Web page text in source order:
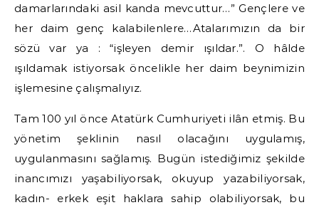
damarlarındaki asil kanda mevcuttur…” Gençlere ve
her daim genç kalabilenlere…Atalarımızın da bir
sözü var ya : “işleyen demir ışıldar.”. O hâlde
ışıldamak istiyorsak öncelikle her daim beynimizin
işlemesine çalışmalıyız.
Tam 100 yıl önce Atatürk Cumhuriyeti ilân etmiş. Bu
yönetim şeklinin nasıl olacağını uygulamış,
uygulanmasını sağlamış. Bugün istediğimiz şekilde
inancımızı yaşabiliyorsak, okuyup yazabiliyorsak,
kadın- erkek eşit haklara sahip olabiliyorsak, bu